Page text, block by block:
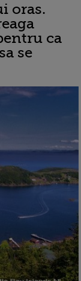
oras.
ca
se